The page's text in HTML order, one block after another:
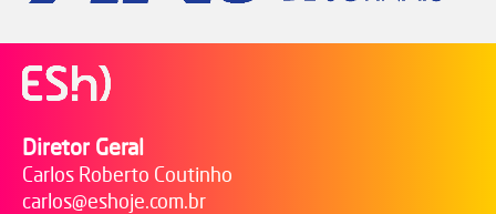
Diretor Geral
Carlos Roberto Coutinho
carlos@eshoje.com.br